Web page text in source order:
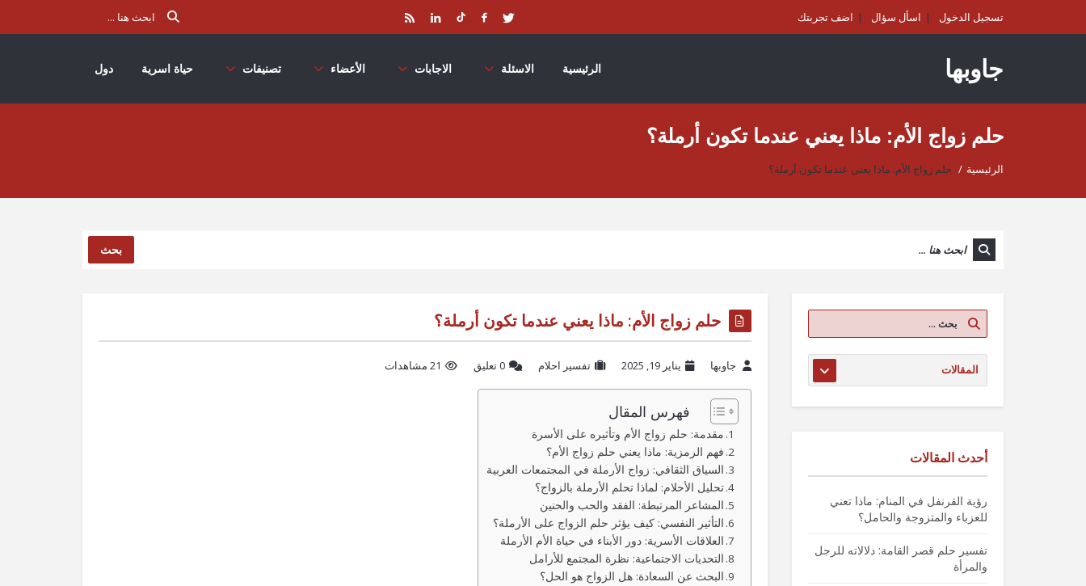
تسجيل الدخول اسأل سؤال اضف تجربتك
جاوبها الرئيسية الاسئلة الاجابات الأعضاء تصنيفات حياة اسرية دول
حلم زواج الأم: ماذا يعني عندما تكون أرملة؟
الرئيسية / حلم زواج الأم: ماذا يعني عندما تكون أرملة؟
بحث
حلم زواج الأم: ماذا يعني عندما تكون أرملة؟
جاوبها يناير 19, 2025 تفسير احلام ‫0 تعليق 21 مشاهدات
فهرس المقال
مقدمة: حلم زواج الأم وتأثيره على الأسرة
فهم الرمزية: ماذا يعني حلم زواج الأم؟
السياق الثقافي: زواج الأرملة في المجتمعات العربية
تحليل الأحلام: لماذا تحلم الأرملة بالزواج؟
المشاعر المرتبطة: الفقد والحب والحنين
التأثير النفسي: كيف يؤثر حلم الزواج على الأرملة؟
العلاقات الأسرية: دور الأبناء في حياة الأم الأرملة
التحديات الاجتماعية: نظرة المجتمع للأرامل
البحث عن السعادة: هل الزواج هو الحل؟
أحدث المقالات
رؤية القرنفل في المنام: ماذا تعني
للعزباء والمتزوجة والحامل؟
تفسير حلم قصر القامة: دلالاته للرجل
والمرأة